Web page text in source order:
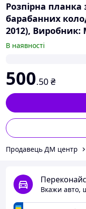
Розпірна планка
барабанних
2012), Виробник:
В наявності
500.50 ₴
Продавець ДМ центр
Вкажи авто,